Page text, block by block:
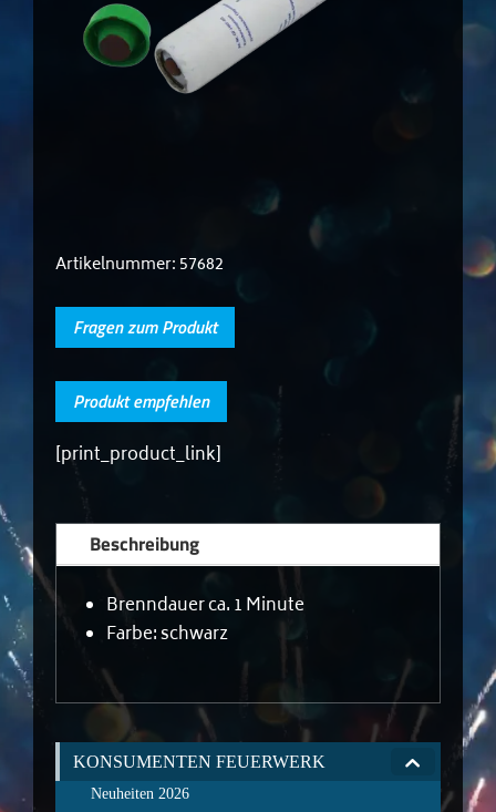
Artikelnummer: 57682
Fragen zum Produkt
Produkt empfehlen
[print_product_link]
Beschreibung
Brenndauer ca. 1 Minute
Farbe: schwarz
KONSUMENTEN FEUERWERK
Neuheiten 2026